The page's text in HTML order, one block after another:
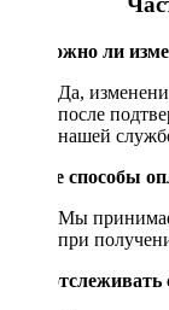
Возможно ли
Да,
после
нашей
Какие способы
Мы
при
Как отслеживать